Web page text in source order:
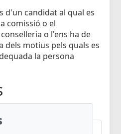
d'un candidat al qual es
comissió o el
o l'ens ha de
dels motius pels quals es
la persona